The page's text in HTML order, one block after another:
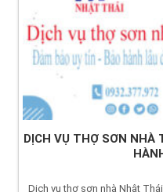
DỊCH VỤ THỢ SƠN NHÀ
Dịch vụ thợ sơn nhà Nhật